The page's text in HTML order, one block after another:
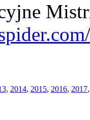
2014, 2015, 2016, 2017